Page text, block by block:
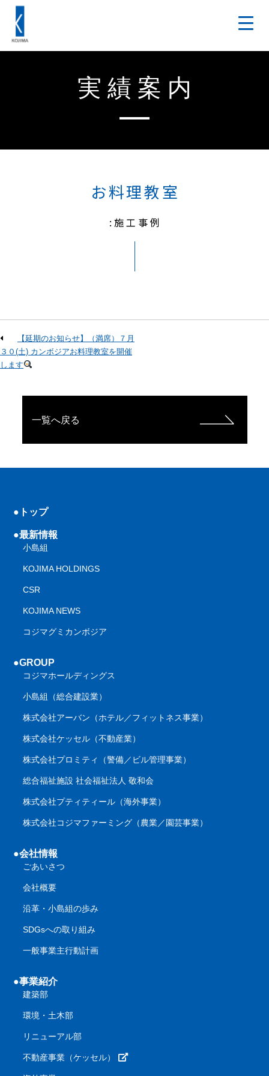
実績案内
お料理教室
:施工事例
【延期のお知らせ】（満席）７月
３０(土) カンボジアお料理教室を開催
します
一覧へ戻る
●トップ
●最新情報
小島組
KOJIMA HOLDINGS
CSR
KOJIMA NEWS
コジマグミカンボジア
●GROUP
コジマホールディングス
小島組（総合建設業）
株式会社アーバン（ホテル／フィットネス事業）
株式会社ケッセル（不動産業）
株式会社プロミティ（警備／ビル管理事業）
総合福祉施設 社会福祉法人 敬和会
株式会社プティティール（海外事業）
株式会社コジマファーミング（農業／園芸事業）
●会社情報
ごあいさつ
会社概要
沿革・小島組の歩み
SDGsへの取り組み
一般事業主行動計画
●事業紹介
建築部
環境・土木部
リニューアル部
不動産事業（ケッセル）